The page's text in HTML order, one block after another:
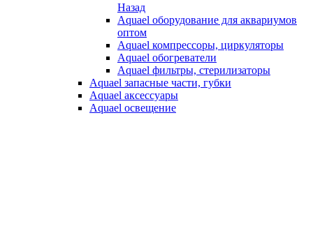
Назад
Aquael оборудование для аквариумов
оптом
Aquael компрессоры, циркуляторы
Aquael обогреватели
Aquael фильтры, стерилизаторы
Aquael запасные части, губки
Aquael аксессуары
Aquael освещение